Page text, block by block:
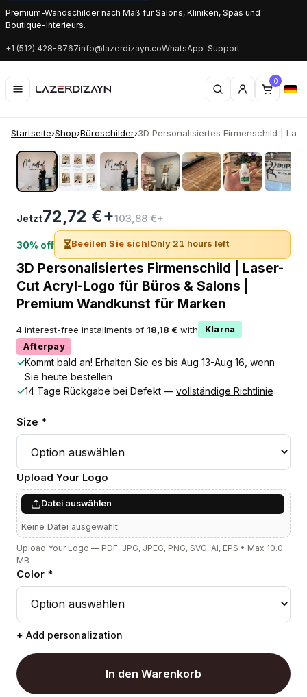
Premium-Wandschilder nach Maß für Salons, Kliniken, Spas und
Boutique-Interieurs.
+1 (512) 428-8767info@lazerdizayn.coWhatsApp-Support
0
Startseite›Shop›Büroschilder›3D Personalisiertes Firmenschild |
‹ ›
Jetzt72,72 €+103,88 €+
30% off ⏳Beeilen Sie sich!Only 21 hours left
3D Personalisiertes Firmenschild | Laser-
Cut Acryl-Logo für Büros & Salons |
Premium Wandkunst für Marken
4 interest-free installments of 18,18 € with
Klarna
Afterpay
✓Kommt bald an! Erhalten Sie es bis Aug 13-Aug 16 , wenn
Sie heute bestellen
✓14 Tage Rückgabe bei Defekt — vollständige Richtlinie
Size *
Upload Your Logo
Datei auswählen
Keine Datei ausgewählt
Upload Your Logo — PDF, JPG, JPEG, PNG, SVG, AI, EPS • Max 10.0
MB
Color *
+ Add personalization
In den Warenkorb